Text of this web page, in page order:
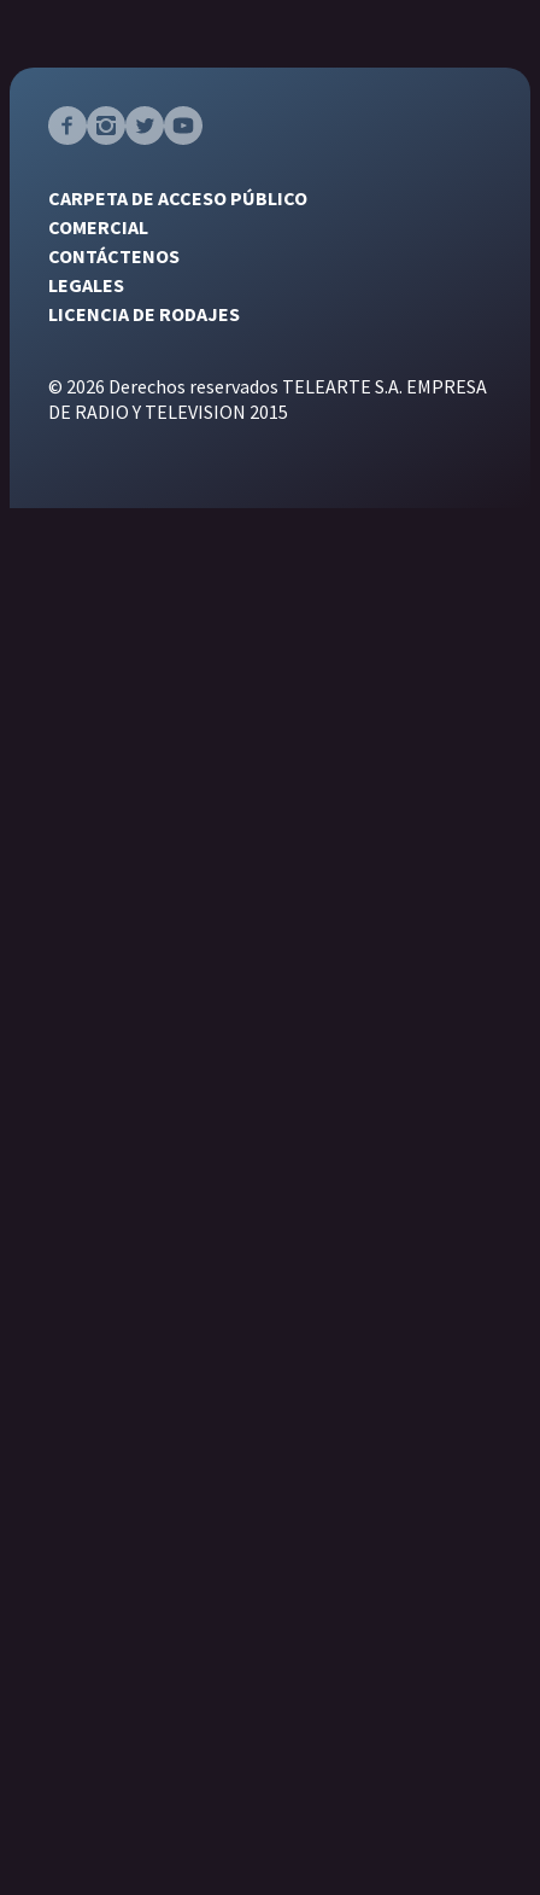
CARPETA DE ACCESO PÚBLICO
COMERCIAL
CONTÁCTENOS
LEGALES
LICENCIA DE RODAJES
© 2026 Derechos reservados TELEARTE S.A. EMPRESA
DE RADIO Y TELEVISION 2015